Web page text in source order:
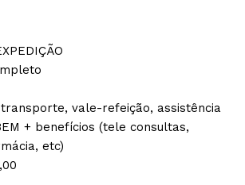
vale-refeição, assistência
+ benefícios (tele consultas,
etc)